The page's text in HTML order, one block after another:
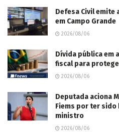
Defesa Civil emite
em Campo Grande
2026/08/06
Dívida pública em
fiscal para
2026/08/06
Deputada aciona
Fiems por ter sido
ministro
2026/08/06